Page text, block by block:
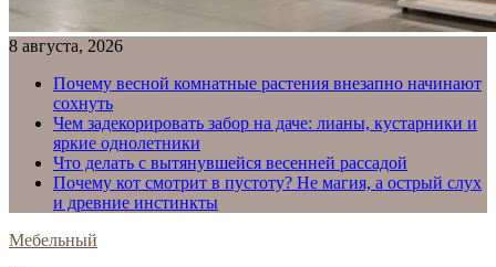
8 августа, 2026
Почему весной комнатные растения внезапно начинают
сохнуть
Чем задекорировать забор на даче: лианы, кустарники и
яркие однолетники
Что делать с вытянувшейся весенней рассадой
Почему кот смотрит в пустоту? Не магия, а острый слух
и древние инстинкты
Мебельный